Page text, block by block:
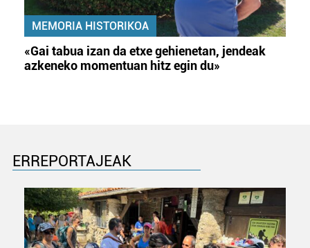
MEMORIA HISTORIKOA
«Gai tabua izan da etxe gehienetan, jendeak
azkeneko momentuan hitz egin du»
ERREPORTAJEAK